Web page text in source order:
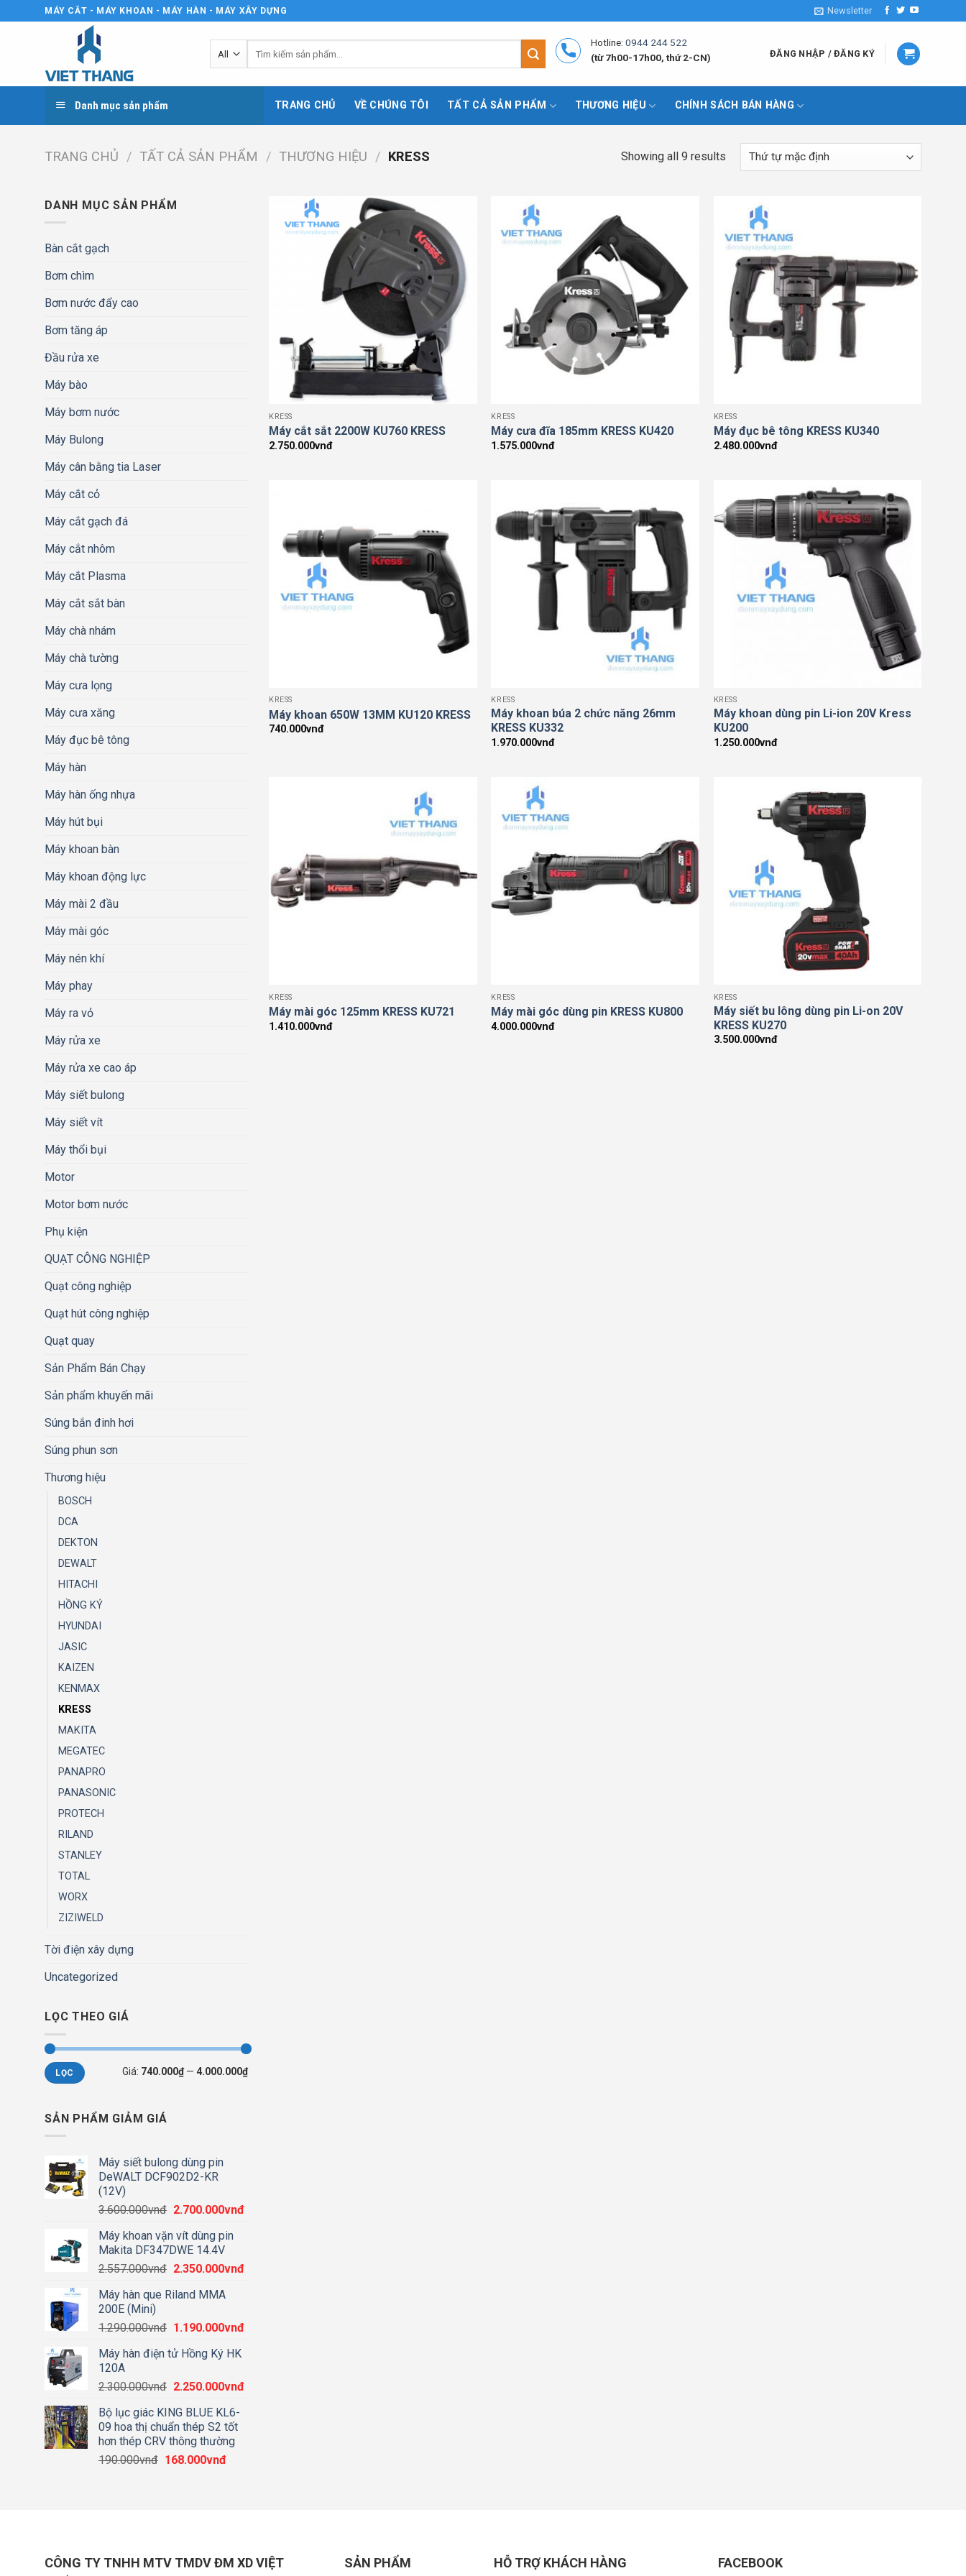
to
MÁY CẮT - MÁY KHOAN - MÁY HÀN - MÁY XÂY DỰNG Newsletter
kiếm:
Hotline: 0944 244 522
(từ 7h00-17h00, thứ 2-CN)
ĐĂNG NHẬP / ĐĂNG KÝ
Danh mục sản phẩm TRANG CHỦ VỀ CHÚNG TÔI TẤT CẢ SẢN PHẨM THƯƠNG HIỆU CHÍNH SÁCH BÁN HÀNG
TRANG CHỦ / TẤT CẢ SẢN PHẨM / THƯƠNG HIỆU / KRESS Showing all 9 results
DANH MỤC SẢN PHẨM
Bàn cắt gạch
Bơm chìm
Bơm nước đẩy cao
Bơm tăng áp
Đầu rửa xe
Máy bào
Máy bơm nước
Máy Bulong
Máy cân bằng tia Laser
Máy cắt cỏ
Máy cắt gạch đá
Máy cắt nhôm
Máy cắt Plasma
Máy cắt sắt bàn
Máy chà nhám
Máy chà tường
Máy cưa lọng
Máy cưa xăng
Máy đục bê tông
Máy hàn
Máy hàn ống nhựa
Máy hút bụi
Máy khoan bàn
Máy khoan động lực
Máy mài 2 đầu
Máy mài góc
Máy nén khí
Máy phay
Máy ra vỏ
Máy rửa xe
Máy rửa xe cao áp
Máy siết bulong
Máy siết vít
Máy thổi bụi
Motor
Motor bơm nước
Phụ kiện
QUẠT CÔNG NGHIỆP
Quạt công nghiệp
Quạt hút công nghiệp
Quạt quay
Sản Phẩm Bán Chạy
Sản phẩm khuyến mãi
Súng bắn đinh hơi
Súng phun sơn
Thương hiệu
BOSCH
DCA
DEKTON
DEWALT
HITACHI
HỒNG KÝ
HYUNDAI
JASIC
KAIZEN
KENMAX
KRESS
MAKITA
MEGATEC
PANAPRO
PANASONIC
PROTECH
RILAND
STANLEY
TOTAL
WORX
ZIZIWELD
Tời điện xây dựng
Uncategorized
LỌC THEO GIÁ
Giá
thấp
nhất
Giá
cao
nhất
LỌC Giá: 740.000₫— 4.000.000₫
SẢN PHẨM GIẢM GIÁ
Máy siết bulong dùng pin
DeWALT DCF902D2-KR
(12V)
3.600.000vnđ Giá
là:
3.600.000vnđ.
2.700.000vnđGiá
2.700.000vnđ.
Máy khoan vặn vít dùng pin
Makita DF347DWE 14.4V
2.557.000vnđ Giá
là:
2.350.000vnđGiá
2.350.000vnđ.
Máy hàn que Riland MMA
200E (Mini)
1.290.000vnđ Giá
là:
1.190.000vnđGiá
1.190.000vnđ.
Máy hàn điện tử Hồng Ký HK
120A
2.300.000vnđ Giá
là:
2.300.000vnđ.
2.250.000vnđGiá
Bộ lục giác KING BLUE KL6-
09 hoa thị chuẩn thép S2 tốt
hơn thép CRV thông thường
190.000vnđ Giá
168.000vnđGiá
KRESS
Máy cắt sắt 2200W KU760 KRESS
2.750.000vnđ
KRESS
Máy cưa đĩa 185mm KRESS KU420
1.575.000vnđ
KRESS
Máy đục bê tông KRESS KU340
2.480.000vnđ
KRESS
Máy khoan 650W 13MM KU120 KRESS
740.000vnđ
KRESS
Máy khoan búa 2 chức năng 26mm
KRESS KU332
1.970.000vnđ
KRESS
Máy khoan dùng pin Li-ion 20V Kress
KU200
1.250.000vnđ
KRESS
Máy mài góc 125mm KRESS KU721
1.410.000vnđ
KRESS
Máy mài góc dùng pin KRESS KU800
4.000.000vnđ
KRESS
Máy siết bu lông dùng pin Li-on 20V
KRESS KU270
3.500.000vnđ
CÔNG TY TNHH MTV TMDV ĐM XD VIỆT
SẢN PHẨM HỖ TRỢ KHÁCH HÀNG FACEBOOK